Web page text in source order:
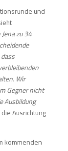
und
zu 34
Wir
Gegner nicht
Ausbildung
die Ausrichtung
kommenden